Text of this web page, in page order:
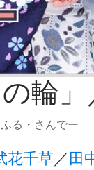
輪
る・さんでー
花千草 ／田